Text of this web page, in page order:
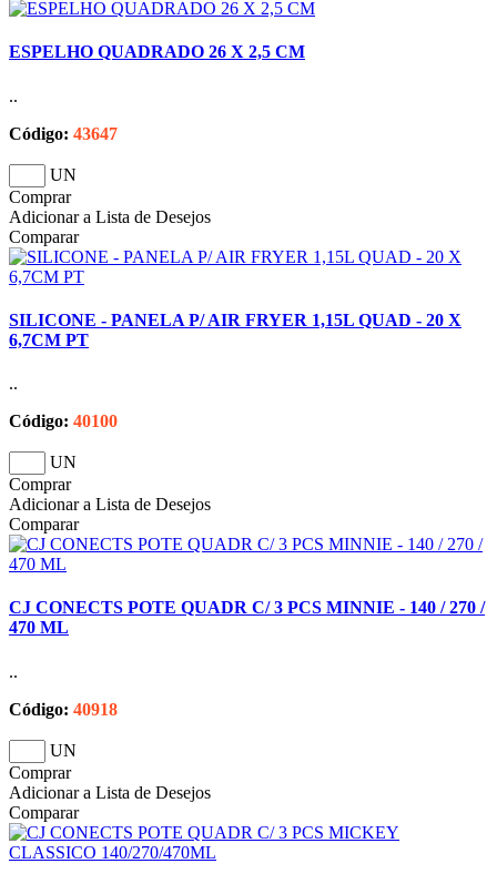
ESPELHO QUADRADO 26 X 2,5 CM
..
Código: 43647
UN
Comprar
Adicionar a Lista de Desejos
Comparar
SILICONE - PANELA P/ AIR FRYER 1,15L QUAD - 20 X
6,7CM PT
..
Código: 40100
UN
Comprar
Adicionar a Lista de Desejos
Comparar
CJ CONECTS POTE QUADR C/ 3 PCS MINNIE - 140 / 270 /
470 ML
..
Código: 40918
UN
Comprar
Adicionar a Lista de Desejos
Comparar